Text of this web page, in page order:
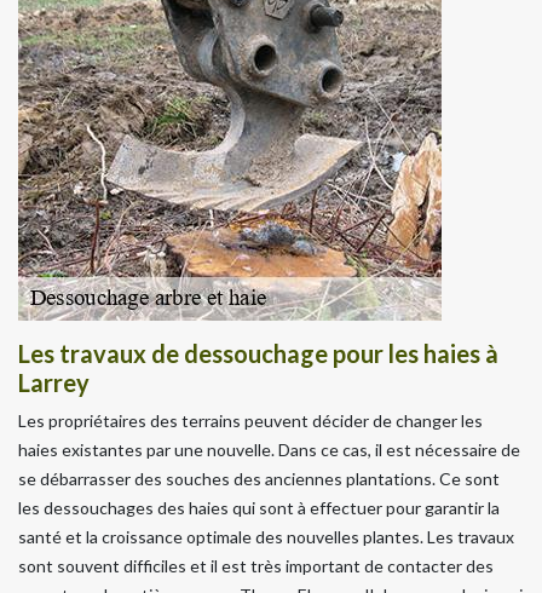
Les travaux de dessouchage pour les haies à
Larrey
Les propriétaires des terrains peuvent décider de changer les
haies existantes par une nouvelle. Dans ce cas, il est nécessaire de
se débarrasser des souches des anciennes plantations. Ce sont
les dessouchages des haies qui sont à effectuer pour garantir la
santé et la croissance optimale des nouvelles plantes. Les travaux
sont souvent difficiles et il est très important de contacter des